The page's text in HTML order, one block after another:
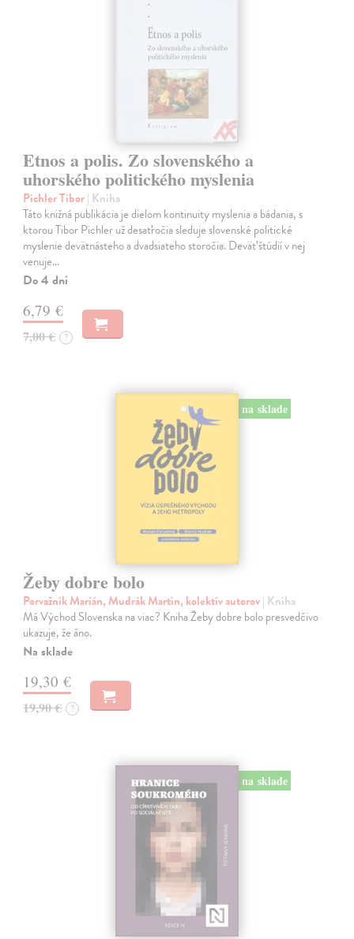
Etnos a polis. Zo slovenského a
uhorského politického myslenia
Pichler Tibor| Kniha
Táto knižná publikácia je dielom kontinuity myslenia a bádania, s
ktorou Tibor Pichler už desaťročia sleduje slovenské politické
myslenie devätnásteho a dvadsiateho storočia. Deväť štúdií v nej
venuje…
Do 4 dní
6,79 €
7,00 € ?
na sklade
Žeby dobre bolo
Porvažník Marián, Mudrák Martin, kolektív autorov| Kniha
Má Východ Slovenska na viac? Kniha Žeby dobre bolo presvedčivo
ukazuje, že áno.
Na sklade
19,30 €
19,90 € ?
na sklade